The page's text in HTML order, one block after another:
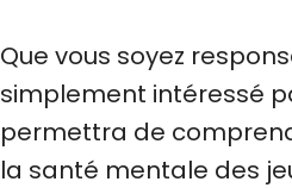
Que vous soyez
simplement intéressé
permettra de
la santé mentale des